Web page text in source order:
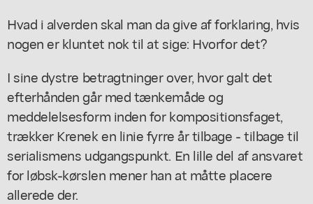
Hvad i alverden skal man da give af forklaring, hvis
nogen er kluntet nok til at sige: Hvorfor det?
I sine dystre betragtninger over, hvor galt det
efterhånden går med tænkemåde og
meddelelsesform inden for kompositionsfaget,
trækker Krenek en linie fyrre år tilbage - tilbage til
serialismens udgangspunkt. En lille del af ansvaret
for løbsk-kørslen mener han at måtte placere
allerede der.